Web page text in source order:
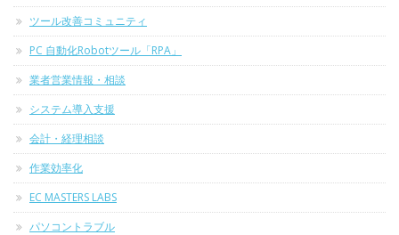
ツール改善コミュニティ
PC 自動化Robotツール「RPA」
業者営業情報・相談
システム導入支援
会計・経理相談
作業効率化
EC MASTERS LABS
パソコントラブル